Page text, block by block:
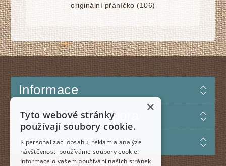
originální přáníčko (106)
Informace
Zákaznická podpora
Můj účet
×
Tyto webové stránky
používají soubory cookie.
K personalizaci obsahu, reklam a analýze
návštěvnosti používáme soubory cookie.
Informace o vašem používání našich stránek